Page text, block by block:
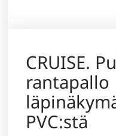
CRUISE.
rantapallo
PVC:stä